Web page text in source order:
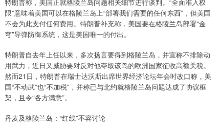
限”意味着美国可以在格陵兰岛上“部署我们需要的任何东西”，但美国
不会为此支付任何费用。特朗普补充称，美国要在格陵兰岛部署“金
穹”导弹防御系统，这是美国唯一的付出。
特朗普自去年上任以来，多次扬言要得到格陵兰岛，并宣称不排除动
用武力，近日又威胁要对反对他夺取该岛的欧洲国家征收高额关税。
然而21日，特朗普在瑞士达沃斯出席世界经济论坛年会时改口称，美
国“不动武”也“不加税”，并称已与北约就格陵兰岛问题达成了协议框
架，且令“各方满意”。
丹麦及格陵兰岛：“红线”不容讨论